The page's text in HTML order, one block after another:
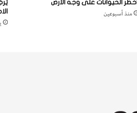
أخطر الحيوانات على وجه الأرض
منذ أسبوعين